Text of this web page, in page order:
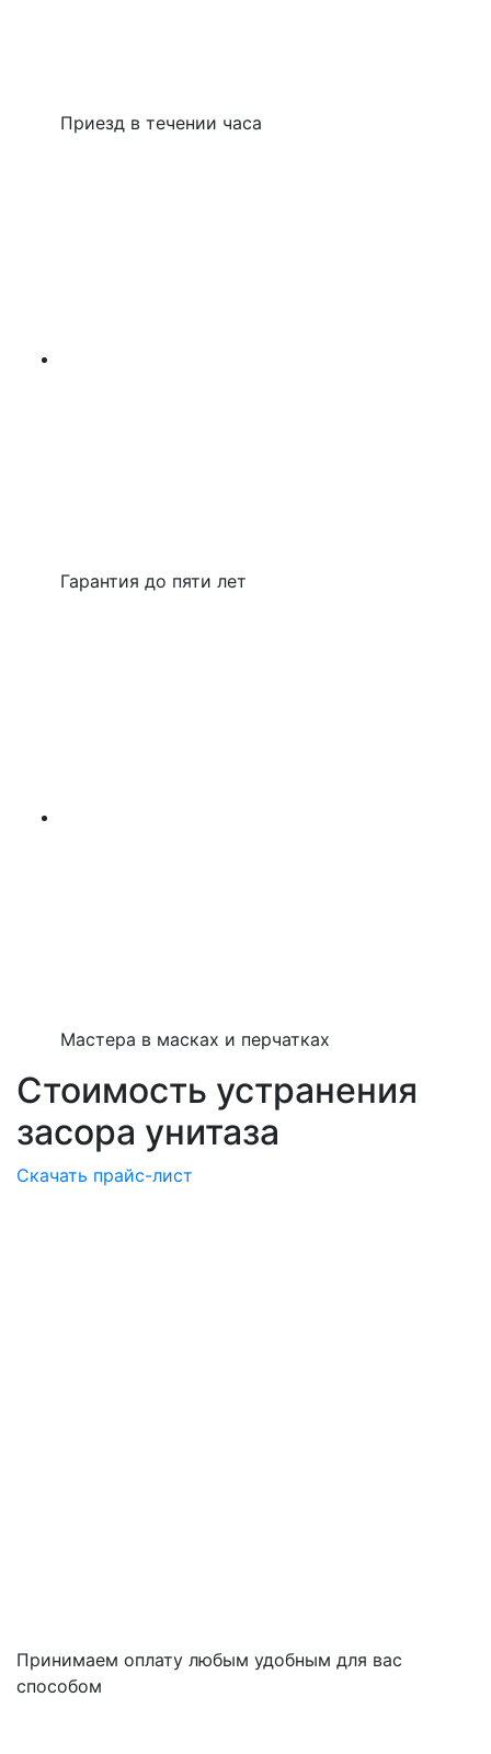
Приезд в течении часа
Гарантия до пяти лет
Мастера в масках и перчатках
Стоимость устранения
засора унитаза
Скачать прайс-лист
Принимаем оплату любым удобным для вас
способом